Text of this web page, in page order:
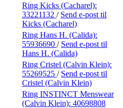
Ring Kicks (Cacharel):
33221132 / Send e-post til
Kicks (Cacharel)
Ring Hans H. (Calida):
55936690 / Send e-post til
Hans H. (Calida)
Ring Cristel (Calvin Klein):
55269525 / Send e-post til
Cristel (Calvin Klein)
Ring INSTINCT Menswear
(Calvin Klein): 40698808